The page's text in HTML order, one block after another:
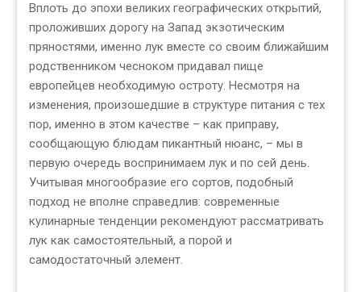
Вплоть до эпохи великих географических открытий,
проложивших дорогу на Запад экзотическим
пряностями, именно лук вместе со своим ближайшим
родственником чесноком придавал пище
европейцев необходимую остроту. Несмотря на
изменения, произошедшие в структуре питания с тех
пор, именно в этом качестве – как приправу,
сообщающую блюдам пикантный нюанс, – мы в
первую очередь воспринимаем лук и по сей день.
Учитывая многообразие его сортов, подобный
подход не вполне справедлив: современные
кулинарные тенденции рекомендуют рассматривать
лук как самостоятельный, а порой и
самодостаточный элемент.